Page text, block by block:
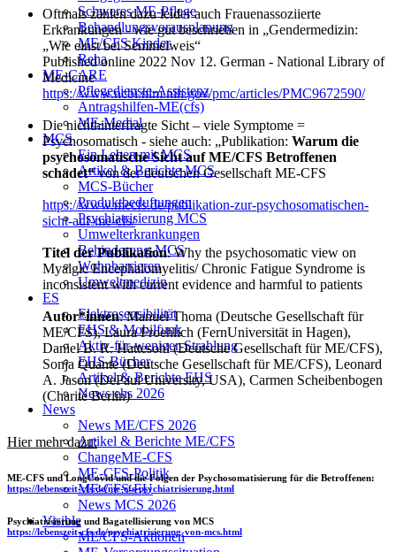
Schweres ME-Pflege
Behandlungsvorausplanung
ME/CFS Kinder
Reha
ME-CARE
Pflegedienste-Assistenz
Antragshilfen-ME(cfs)
ME-Medial
MCS
Ein Leben mit MCS
Artikel & Berichte MCS
MCS-Bücher
Produktbeduftungen
Psychiatrisierung MCS
Umwelterkrankungen
Behinderung-MCS
Wohnbarrieren
Umweltmedizin
ES
Elektrosensibilität
EHS & Mobilfunk
Aktiv-für-weniger-Strahlung
EHS-Bücher
Artikel & Berichte EHS
News ehs 2026
News
News ME/CFS 2026
Artikel & Berichte ME/CFS
ChangeME-CFS
ME-CFS-Politik
ME-CFS-EU
News MCS 2026
Visible
ME/CFS-Aktionen
Oftmals zählen dazu leider auch Frauenassoziierte
Erkrankungen - wie gut beschrieben in „Gendermedizin:
„Wie einst bei Semmelweis“
Published online 2022 Nov 12. German - National Library of
Medicine
https://www.ncbi.nlm.nih.gov/pmc/articles/PMC9672590/
Die nichthinterfragte Sicht – viele Symptome =
Psychosomatisch - siehe auch: „Publikation: Warum die
psychosomatische Sicht auf ME/CFS Betroffenen
schadet“von der deutschen Gesellschaft ME-CFS
https://www.mecfs.de/publikation-zur-psychosomatischen-
sicht-auf-me-cfs/
Titel der Publikation: Why the psychosomatic view on
Myalgic Encephalomyelitis/ Chronic Fatigue Syndrome is
inconsistent with current evidence and harmful to patients
Autor*innen: Manuel Thoma (Deutsche Gesellschaft für
ME/CFS), Laura Froehlich (FernUniversität in Hagen),
Daniel B. R. Hattesohl (Deutsche Gesellschaft für ME/CFS),
Sonja Quante (Deutsche Gesellschaft für ME/CFS), Leonard
A. Jason (DePaul University, USA), Carmen Scheibenbogen
(Charité Berlin)
Hier mehr dazu:
ME-CFS und LongCovid und die Folgen der Psychosomatisierung für die Betroffenen:
https://lebenszeit-cfs.de/me-cfs-psychiatrisierung.html
Psychiatrisierung und Bagatellisierung von MCS
https://lebenszeit-cfs.de/psychiatrisierung-von-mcs.html